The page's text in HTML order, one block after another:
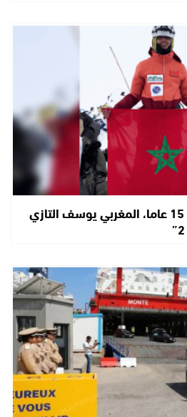
تسلق الجبال.. في سن 15 عاما، المغربي يوسف التازي